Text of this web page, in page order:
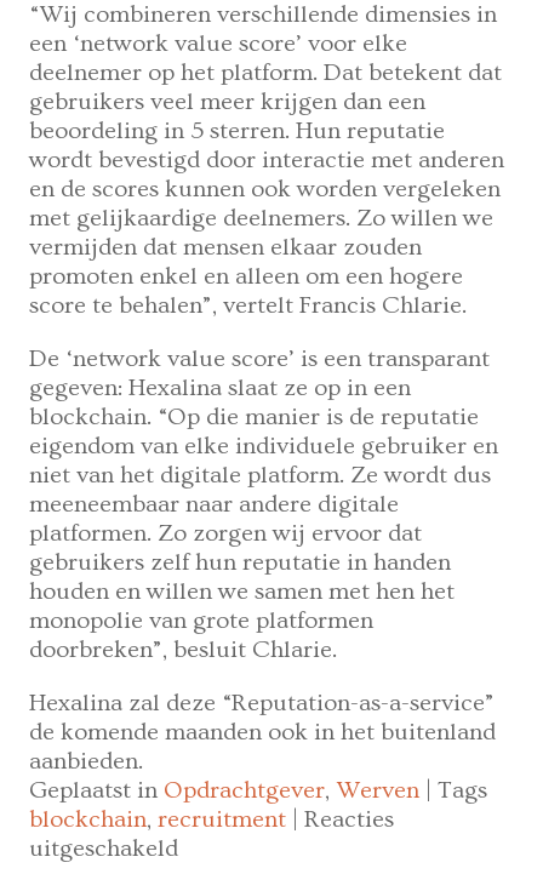
“Wij combineren verschillende dimensies in
een ‘network value score’ voor elke
deelnemer op het platform. Dat betekent dat
gebruikers veel meer krijgen dan een
beoordeling in 5 sterren. Hun reputatie
wordt bevestigd door interactie met anderen
en de scores kunnen ook worden vergeleken
met gelijkaardige deelnemers. Zo willen we
vermijden dat mensen elkaar zouden
promoten enkel en alleen om een hogere
score te behalen”, vertelt Francis Chlarie.
De ‘network value score’ is een transparant
gegeven: Hexalina slaat ze op in een
blockchain. “Op die manier is de reputatie
eigendom van elke individuele gebruiker en
niet van het digitale platform. Ze wordt dus
meeneembaar naar andere digitale
platformen. Zo zorgen wij ervoor dat
gebruikers zelf hun reputatie in handen
houden en willen we samen met hen het
monopolie van grote platformen
doorbreken”, besluit Chlarie.
Hexalina zal deze “Reputation-as-a-service”
de komende maanden ook in het buitenland
aanbieden.
Geplaatst in Opdrachtgever,Werven
Tags
blockchain,recruitment
Reacties
uitgeschakeldvoor